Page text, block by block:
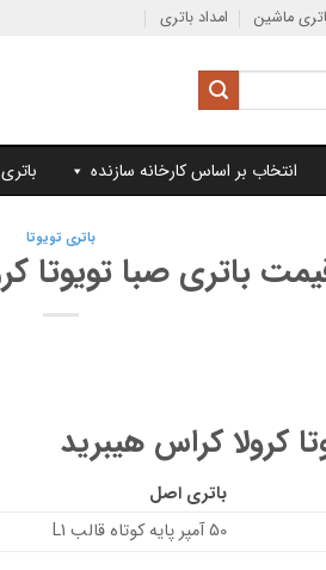
ماشین امداد باتری
انتخاب بر اساس کارخانه سازنده
باتری تویوتا
باتری صبا تویوتا
کرولا کراس هیبرید
باتری اصل
50 آمپر پایه کوتاه قالب L1